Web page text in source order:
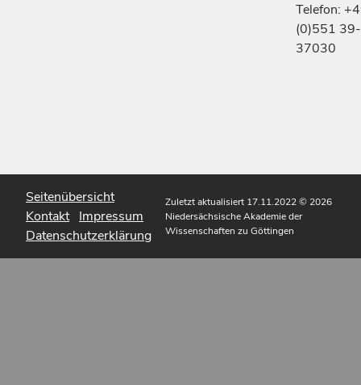
Telefon:
(0)551 39-
37030
Seitenübersicht
Kontakt Impressum
Datenschutzerklärung
Zuletzt aktualisiert 17.11.2022© 2026
Niedersächsische Akademie der
Wissenschaften zu Göttingen